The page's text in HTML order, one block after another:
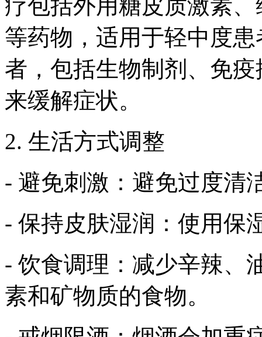
疗包括外用糖皮质激素
等药物，适用于轻中度
者，包括生物制剂、免
来缓解症状。
2. 生活方式调整
- 避免刺激：避免过度清
- 保持皮肤湿润：使用保
- 饮食调理：减少辛辣、
素和矿物质的食物。